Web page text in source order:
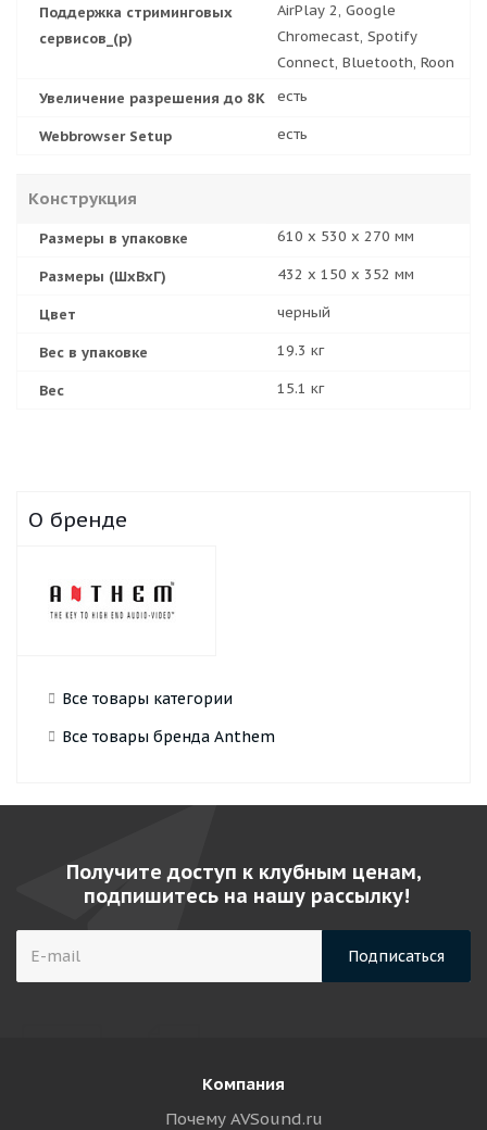
Поддержка стриминговых
сервисов_(р)
AirPlay 2, Google
Chromecast, Spotify
Connect, Bluetooth, Roon
Увеличение разрешения до 8K
есть
Webbrowser Setup есть
Конструкция
Размеры в упаковке 610 x 530 x 270 мм
Размеры (ШхВхГ) 432 х 150 х 352 мм
Цвет черный
Вес в упаковке 19.3 кг
Вес 15.1 кг
О бренде
Все товары категории
Все товары бренда Anthem
Получите доступ к клубным ценам,
подпишитесь на нашу рассылку!
Компания
Почему AVSound.ru